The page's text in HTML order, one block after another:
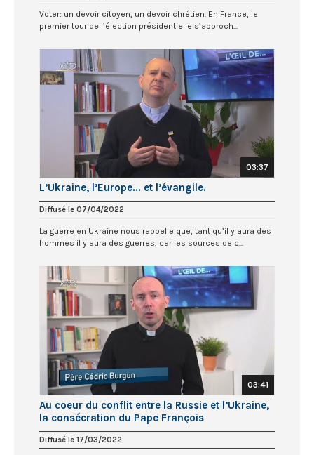
Voter: un devoir citoyen, un devoir chrétien. En France, le
premier tour de l’élection présidentielle s’approch...
03:37
L’Ukraine, l’Europe... et l’évangile.
Diffusé le 07/04/2022
La guerre en Ukraine nous rappelle que, tant qu’il y aura des
hommes il y aura des guerres, car les sources de c...
03:41
Au coeur du conflit entre la Russie et l’Ukraine,
la consécration du Pape François
Diffusé le 17/03/2022